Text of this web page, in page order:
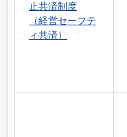
止共済制度
（経営セーフテ
ィ共済）